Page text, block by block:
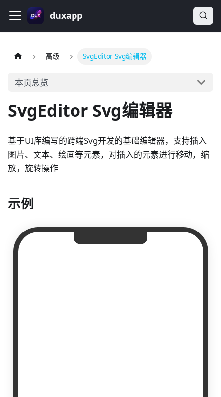
duxapp
高级 SvgEditor Svg编辑器
本页总览
SvgEditor Svg编辑器
基于UI库编写的跨端Svg开发的基础编辑器，支持插入
图片、文本、绘画等元素，对插入的元素进行移动，缩
放，旋转操作
示例